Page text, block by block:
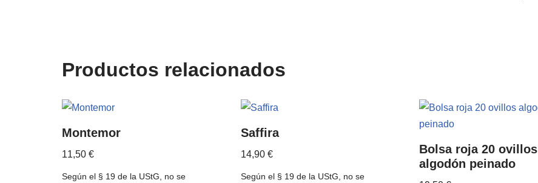
Productos relacionados
Montemor
11,50 €
Según el § 19 de la UStG, no se
Saffira
14,90 €
Según el § 19 de la UStG, no se
Bolsa roja 20 ovillos
algodón peinado